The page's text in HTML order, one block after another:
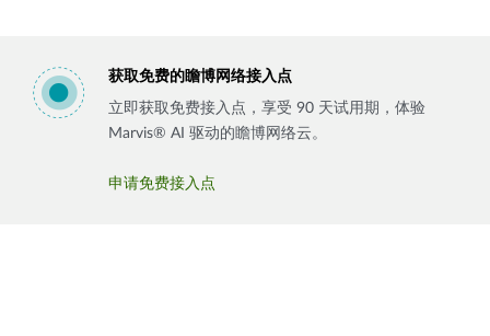
获取免费的瞻博网络接入点
立即获取免费接入点，享受 90 天试用期，体验
Marvis® AI 驱动的瞻博网络云。
申请免费接入点